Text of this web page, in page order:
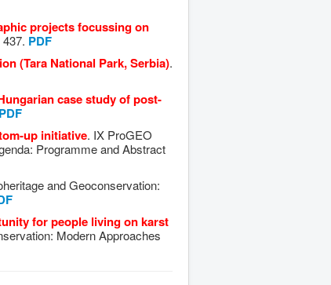
projects focussing on
PDF
(Tara National Park, Serbia).
case study of post-
PDF
up initiative. IX ProGEO
Programme and Abstract
and Geoconservation:
for people living on karst
Modern Approaches